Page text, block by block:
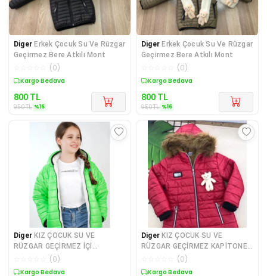
Diger Erkek Çocuk Su Ve Rüzgar
Geçirmez Bere Atkılı Mont
(0)
Sepette %16 İndirim
800 TL
950TL %16
Diger Erkek Çocuk Su Ve Rüzgar
Geçirmez Bere Atkılı Mont
(0)
Sepette %16 İndirim
800 TL
950TL %16
Diger KIZ ÇOCUK SU VE
RÜZGAR GEÇİRMEZ İÇİ
WERSOFTLU KAPŞONLU MONT
(0)
Kargo Bedava
Diger KIZ ÇOCUK SU VE
RÜZGAR GEÇİRMEZ KAPİTONELİ
KAPŞONLU MONT
(0)
Kargo Bedava